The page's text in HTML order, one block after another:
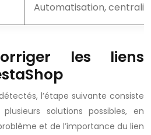
Automatisation,
les liens
l’étape suivante consiste
solutions possibles, en
et de l’importance du lien